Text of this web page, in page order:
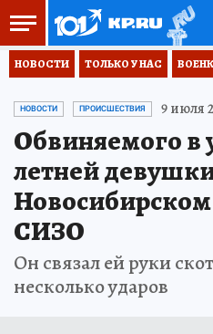
НОВОСТИ ТОЛЬКО У НАС
НОВОСТИ ПРОИСШЕСТВИЯ 9 июля
Обвиняемого в
летней
СИЗО
Он связал ей руки
несколько ударов